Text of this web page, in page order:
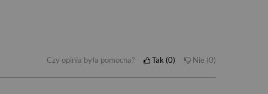
Czy opinia była pomocna? Tak 0 Nie 0